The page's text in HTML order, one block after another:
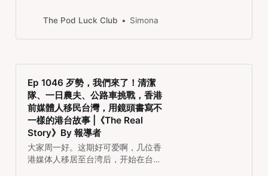
感同身受。出国不是必要的，更重要
我们在中国被长期灌输的规训，原来
天在不同的地方都听到的因为饭桌上
讲笑话不被理解而回国的梗，太典
了。
The Pod Luck Club Simona
Ep 1046 歹勢，我們來了！清潔
隊、一日農夫、公路車挑戰，香港
前媒體人移民台灣，用鏡頭書寫不
一樣的港台故事 |《The Real
Story》By 報導者
大家周一好。这期好可爱啊，几位香
港媒体人移居至台湾后，开始在台湾